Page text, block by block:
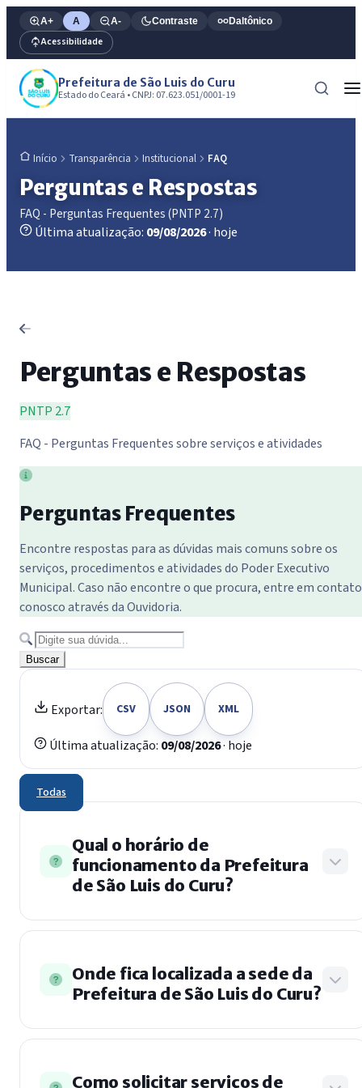
A+ A A- Contraste Daltônico
Acessibilidade
Prefeitura de São Luis do Curu
Estado do Ceará • CNPJ: 07.623.051/0001-19
Início Transparência Institucional FAQ
Perguntas e Respostas
FAQ - Perguntas Frequentes (PNTP 2.7)
Última atualização: 09/08/2026· hoje
Perguntas e Respostas
PNTP 2.7
FAQ - Perguntas Frequentes sobre serviços e atividades
Perguntas Frequentes
Encontre respostas para as dúvidas mais comuns sobre os
serviços, procedimentos e atividades do Poder Executivo
Municipal. Caso não encontre o que procura, entre em contato
conosco através da Ouvidoria.
Buscar
Exportar: CSV JSON XML
Última atualização: 09/08/2026· hoje
Todas
Qual o horário de
funcionamento da Prefeitura
de São Luis do Curu?
São Luis do Curu é de segunda a sexta-feira, das
08h00 às 14h00, em expediente contínuo.
Serviços Essenciais, podem ter horários
Onde fica localizada a sede da
Prefeitura de São Luis do Curu?
para verificar o endereço atualizado da sede da
Como solicitar serviços de